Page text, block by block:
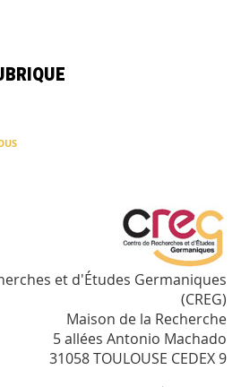
et d'Études Germaniques
(CREG)
Maison de la Recherche
5 allées Antonio Machado
31058 TOULOUSE CEDEX 9